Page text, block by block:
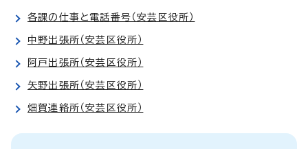
各課の仕事と電話番号（安芸区役所）
中野出張所（安芸区役所）
阿戸出張所（安芸区役所）
矢野出張所（安芸区役所）
畑賀連絡所（安芸区役所）